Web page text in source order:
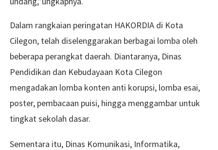
Dalam rangkaian peringatan HAKORDIA di Kota
Cilegon, telah diselenggarakan berbagai lomba oleh
beberapa perangkat daerah. Diantaranya, Dinas
Pendidikan dan Kebudayaan Kota Cilegon
mengadakan lomba konten anti korupsi, lomba esai,
poster, pembacaan puisi, hingga menggambar untuk
tingkat sekolah dasar.
Sementara itu, Dinas Komunikasi, Informatika,